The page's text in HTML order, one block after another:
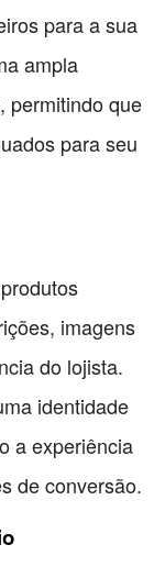
para a sua
ampla
permitindo que
para seu
imagens
do lojista.
identidade
a experiência
de conversão.